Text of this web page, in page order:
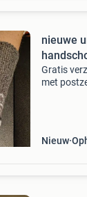
nieuwe
Gratis
met
Nieuw